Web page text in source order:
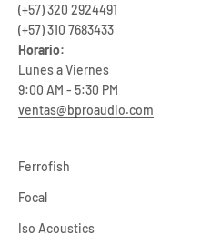
(+57) 320 2924491
(+57) 310 7683433
Horario:
Lunes a Viernes
9:00 AM - 5:30 PM
ventas@bproaudio.com
Ferrofish
Focal
Iso Acoustics